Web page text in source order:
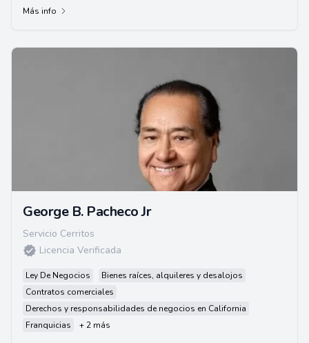
civiles y mediación. Ofrece servicios legales especializados
Más info
George B. Pacheco Jr
Servicio Cerritos
Licencia Verificada
Ley De Negocios
Bienes raíces, alquileres y desalojos
Contratos comerciales
Derechos y responsabilidades de negocios en California
Franquicias
+ 2 más